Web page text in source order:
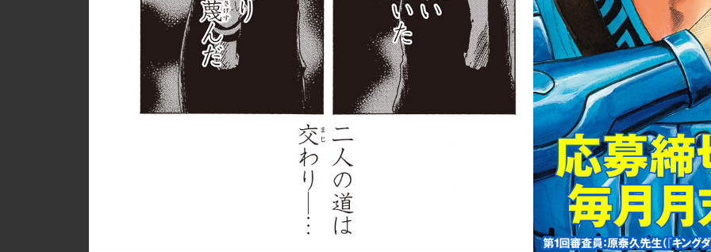
詳細ページへのリンク